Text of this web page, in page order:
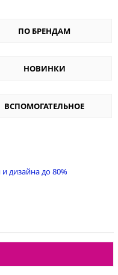
ПО БРЕНДАМ
НОВИНКИ
ВСПОМОГАТЕЛЬНОЕ
дизайна до 80%